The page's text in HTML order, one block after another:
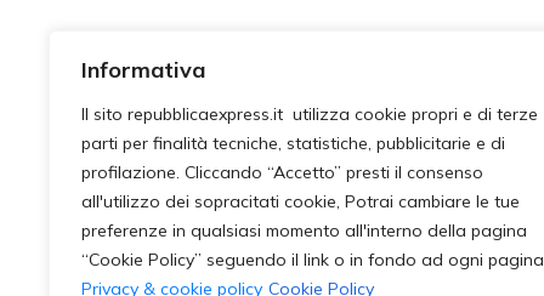
Informativa
Il sito repubblicaexpress.it utilizza cookie propri e di terze
parti per finalità tecniche, statistiche, pubblicitarie e di
profilazione. Cliccando “Accetto” presti il consenso
all'utilizzo dei sopracitati cookie, Potrai cambiare le tue
preferenze in qualsiasi momento all'interno della pagina
“Cookie Policy” seguendo il link o in fondo ad ogni
Privacy & cookie policy Cookie Policy